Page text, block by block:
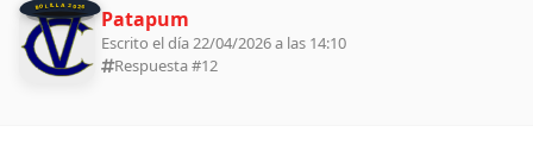
BOLILLA 2026 Patapum
Escrito el día 22/04/2026 a las 14:10
Respuesta #12